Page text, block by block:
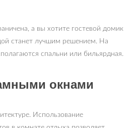
а вы хотите гостевой домик
станет лучшим решением. На
спальни или бильярдная.
окнами
Использование